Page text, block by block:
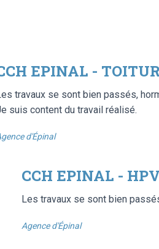
EPINAL -
travaux se sont bien passés,
suis content du travail réalisé.
d'Épinal
CCH EPINAL - HPV
Les travaux se sont bien
Agence d'Épinal